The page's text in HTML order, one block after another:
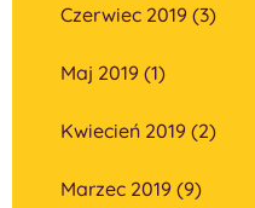
Czerwiec 2019 (3)
Maj 2019 (1)
Kwiecień 2019 (2)
Marzec 2019 (9)